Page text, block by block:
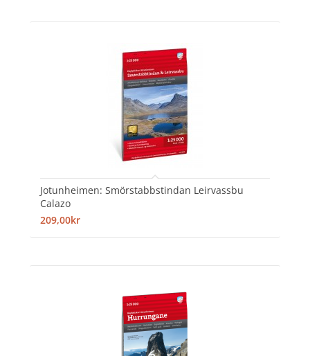
Jotunheimen: Smörstabbstindan Leirvassbu
Calazo
209,00kr